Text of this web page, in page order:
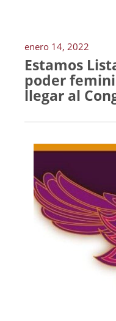
enero 14, 2022
Estamos
poder
llegar al